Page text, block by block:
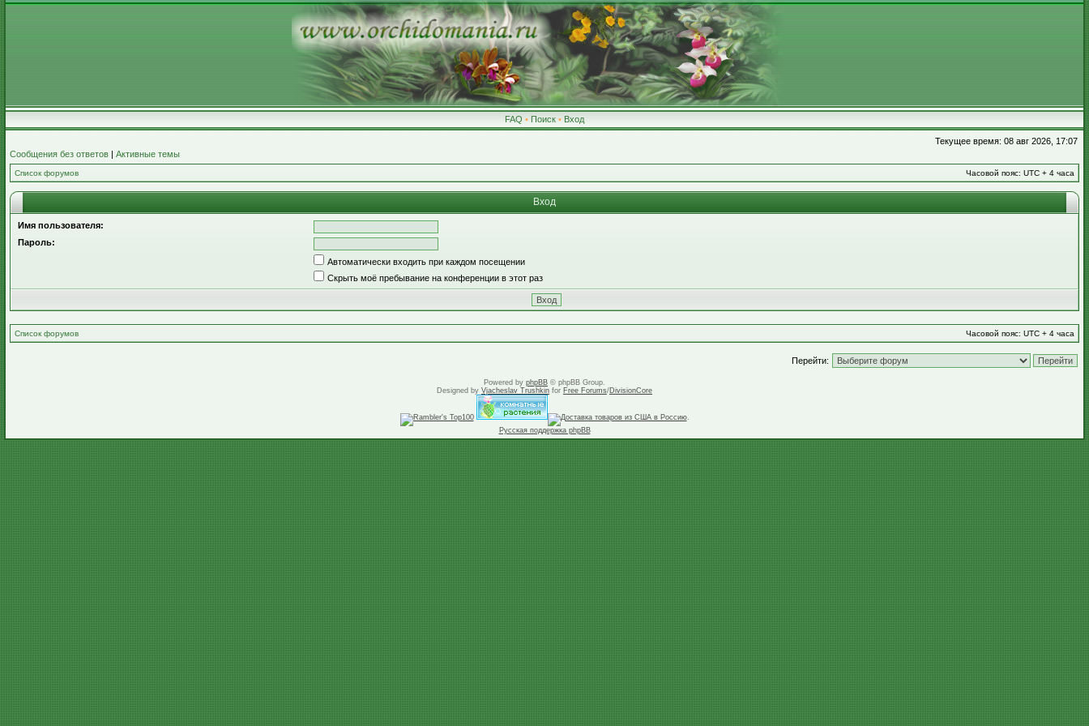
FAQ • Поиск • Вход
Текущее время: 08 авг 2026, 17:07
Сообщения без ответов | Активные темы
Список форумов Часовой пояс: UTC + 4 часа
Вход
Имя пользователя:
Пароль:
Автоматически входить при каждом посещении
Скрыть моё пребывание на конференции в этот раз
Список форумов Часовой пояс: UTC + 4 часа
Перейти:
Powered by phpBB © phpBB Group.
Designed by Vjacheslav Trushkin for Free Forums/DivisionCore
.
Русская поддержка phpBB